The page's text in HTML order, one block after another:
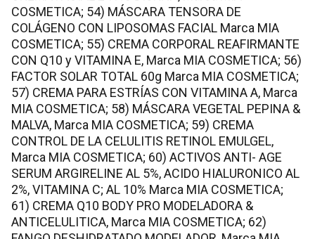
COSMETICA; 54) MÁSCARA TENSORA DE
COLÁGENO CON LIPOSOMAS FACIAL Marca MIA
COSMETICA; 55) CREMA CORPORAL REAFIRMANTE
CON Q10 y VITAMINA E, Marca MIA COSMETICA; 56)
FACTOR SOLAR TOTAL 60g Marca MIA COSMETICA;
57) CREMA PARA ESTRÍAS CON VITAMINA A, Marca
MIA COSMETICA; 58) MÁSCARA VEGETAL PEPINA &
MALVA, Marca MIA COSMETICA; 59) CREMA
CONTROL DE LA CELULITIS RETINOL EMULGEL,
Marca MIA COSMETICA; 60) ACTIVOS ANTI- AGE
SERUM ARGIRELINE AL 5%, ACIDO HIALURONICO AL
2%, VITAMINA C; AL 10% Marca MIA COSMETICA;
61) CREMA Q10 BODY PRO MODELADORA &
ANTICELULITICA, Marca MIA COSMETICA; 62)